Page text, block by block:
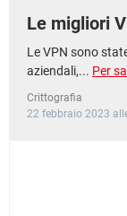
Le migliori
Le VPN sono
aziendali,... Per
Crittografia
22 febbraio 2023